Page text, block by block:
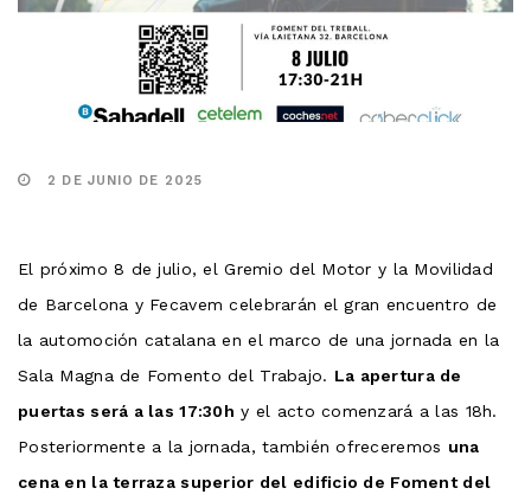
2 DE JUNIO DE 2025
El próximo 8 de julio, el Gremio del Motor y la Movilidad
de Barcelona y Fecavem celebrarán el gran encuentro de
la automoción catalana en el marco de una jornada en la
Sala Magna de Fomento del Trabajo. La apertura de
puertas será a las 17:30h y el acto comenzará a las 18h.
Posteriormente a la jornada, también ofreceremos una
cena en la terraza superior del edificio de Foment del